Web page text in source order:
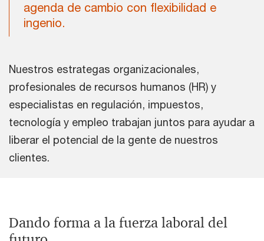
agenda de cambio con flexibilidad e
ingenio.
Nuestros estrategas organizacionales,
profesionales de recursos humanos (HR) y
especialistas en regulación, impuestos,
tecnología y empleo trabajan juntos para ayudar a
liberar el potencial de la gente de nuestros
clientes.
Dando forma a la fuerza laboral del